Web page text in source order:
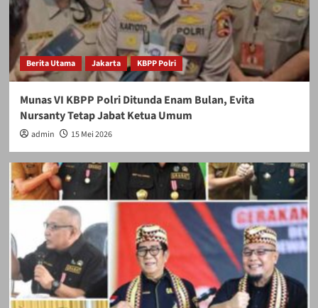
Berita Utama Jakarta KBPP Polri
Munas VI KBPP Polri Ditunda Enam Bulan, Evita
Nursanty Tetap Jabat Ketua Umum
admin 15 Mei 2026